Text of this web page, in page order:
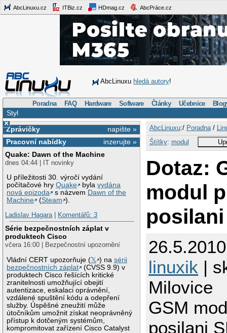
AbcLinuxu.cz ITBiz.cz HDmag.cz AbcPráce.cz
AbcLinuxu hledá autory!
Poradna FAQ Hardware Software Články Učebnice
Styl
×
napište »
Zprávičky
inzerujte »
Pracovní nabídky
Quake: Dawn of the Machine
dnes 04:44 | IT novinky
U příležitosti 30. výročí vydání
počítačové hryQuake bylavydána
nová epizoda
s názvem Dawn of the
Machine
(Steam ).
Ladislav Hagara| Komentářů: 3
Série bezpečnostních záplat v
produktech Cisco
včera 16:00 | Bezpečnostní upozornění
Vládní CERT upozorňuje (𝕏 ) nasérii
bezpečnostních záplat
(CVSS 9.9) v
produktech Cisco řešících kritické
zranitelnosti umožňující obejití
autentizace, eskalaci oprávnění,
vzdálené spuštění kódu a odepření
služby. Úspěšné zneužití může
útočníkům umožnit získat neoprávněný
přístup k dotčeným systémům,
kompromitovat zařízení Cisco Catalyst
AbcLinuxu:/ Poradna/
Štítky: modul
Dotaz:
modul
posilani
linuxik |
Milovice
GSM
posilani